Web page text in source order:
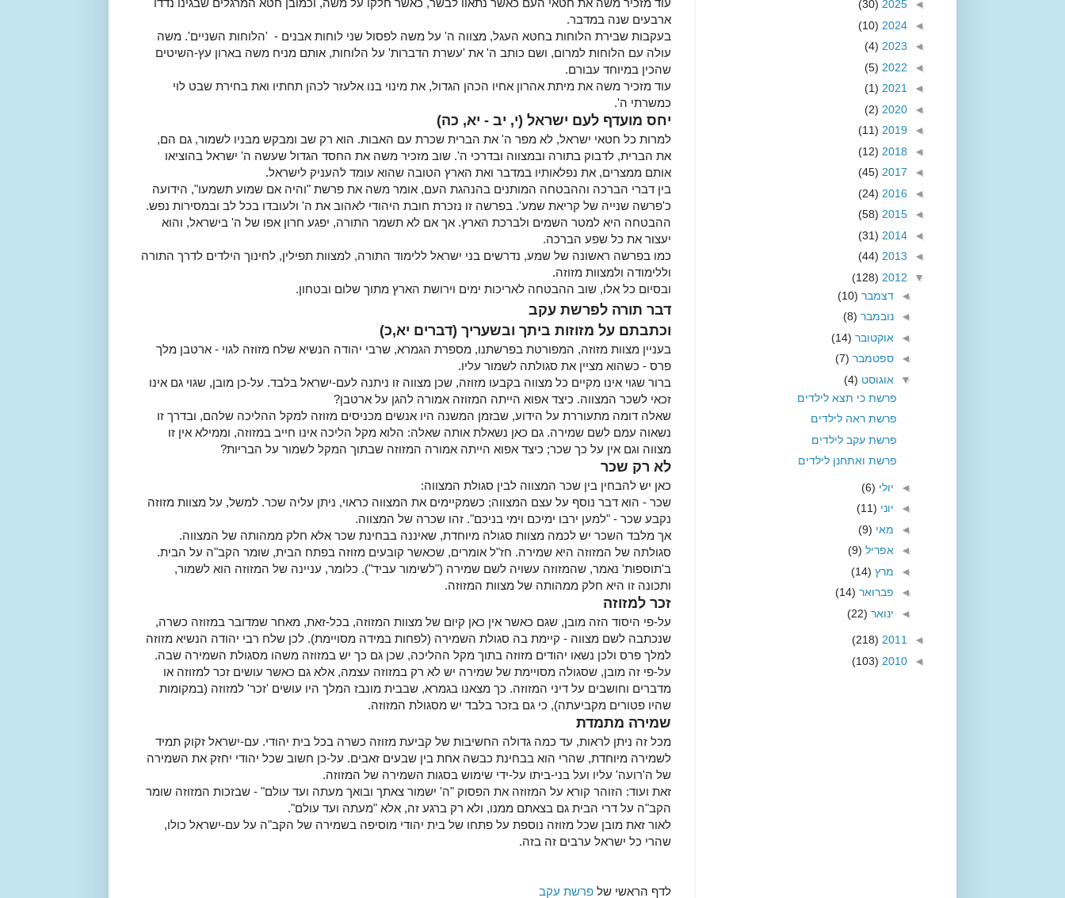
עוד מזכיר משה את חטאי העם כאשר נתאוו לבשר, כאשר חלקו על משה, וכמובן חטא המרגלים שבגינו נדדו
ארבעים שנה במדבר.
בעקבות שבירת הלוחות בחטא העגל, מצווה ה' על משה לפסול שני לוחות אבנים - 'הלוחות השניים'. משה
עולה עם הלוחות למרום, ושם כותב ה' את 'עשרת הדברות' על הלוחות, אותם מניח משה בארון עץ-השיטים
שהכין במיוחד עבורם.
עוד מזכיר משה את מיתת אהרון אחיו הכהן הגדול, את מינוי בנו אלעזר לכהן תחתיו ואת בחירת שבט לוי
כמשרתי ה'.
יחס מועדף לעם ישראל (י, יב - יא, כה)
למרות כל חטאי ישראל, לא מפר ה' את הברית שכרת עם האבות. הוא רק שב ומבקש מבניו לשמור, גם הם,
את הברית, לדבוק בתורה ובמצווה ובדרכי ה'. שוב מזכיר משה את החסד הגדול שעשה ה' ישראל בהוציאו
אותם ממצרים, את נפלאותיו במדבר ואת הארץ הטובה שהוא עומד להעניק לישראל.
בין דברי הברכה וההבטחה המותנים בהנהגת העם, אומר משה את פרשת "והיה אם שמוע תשמעו", הידועה
כ'פרשה שנייה של קריאת שמע'. בפרשה זו נזכרת חובת היהודי לאהוב את ה' ולעובדו בכל לב ובמסירות נפש.
ההבטחה היא למטר השמים ולברכת הארץ. אך אם לא תשמר התורה, יפגע חרון אפו של ה' בישראל, והוא
יעצור את כל שפע הברכה.
כמו בפרשה ראשונה של שמע, נדרשים בני ישראל ללימוד התורה, למצוות תפילין, לחינוך הילדים לדרך התורה
וללימודה ולמצוות מזוזה.
ובסיום כל אלו, שוב ההבטחה לאריכות ימים וירושת הארץ מתוך שלום ובטחון.
דבר תורה לפרשת עקב
וכתבתם על מזוזות ביתך ובשעריך (דברים יא,כ)
בעניין מצוות מזוזה, המפורטת בפרשתנו, מספרת הגמרא, שרבי יהודה הנשיא שלח מזוזה לגוי - ארטבן מלך
פרס - כשהוא מציין את סגולתה לשמור עליו.
ברור שגוי אינו מקיים כל מצווה בקבעו מזוזה, שכן מצווה זו ניתנה לעם-ישראל בלבד. על-כן מובן, שגוי גם אינו
זכאי לשכר המצווה. כיצד אפוא הייתה המזוזה אמורה להגן על ארטבן?
שאלה דומה מתעוררת על הידוע, שבזמן המשנה היו אנשים מכניסים מזוזה למקל ההליכה שלהם, ובדרך זו
נשאוה עמם לשם שמירה. גם כאן נשאלת אותה שאלה: הלוא מקל הליכה אינו חייב במזוזה, וממילא אין זו
מצווה וגם אין על כך שכר; כיצד אפוא הייתה אמורה המזוזה שבתוך המקל לשמור על הבריות?
לא רק שכר
כאן יש להבחין בין שכר המצווה לבין סגולת המצווה:
שכר - הוא דבר נוסף על עצם המצווה; כשמקיימים את המצווה כראוי, ניתן עליה שכר. למשל, על מצוות מזוזה
נקבע שכר - "למען ירבו ימיכם וימי בניכם". זהו שכרה של המצווה.
אך מלבד השכר יש לכמה מצוות סגולה מיוחדת, שאיננה בבחינת שכר אלא חלק ממהותה של המצווה.
סגולתה של המזוזה היא שמירה. חז"ל אומרים, שכאשר קובעים מזוזה בפתח הבית, שומר הקב"ה על הבית.
ב'תוספות' נאמר, שהמזוזה עשויה לשם שמירה ("לשימור עביד"). כלומר, עניינה של המזוזה הוא לשמור,
ותכונה זו היא חלק ממהותה של מצוות המזוזה.
זכר למזוזה
על-פי היסוד הזה מובן, שגם כאשר אין כאן קיום של מצוות המזוזה, בכל-זאת, מאחר שמדובר במזוזה כשרה,
שנכתבה לשם מצווה - קיימת בה סגולת השמירה (לפחות במידה מסויימת). לכן שלח רבי יהודה הנשיא מזוזה
למלך פרס ולכן נשאו יהודים מזוזה בתוך מקל ההליכה, שכן גם כך יש במזוזה משהו מסגולת השמירה שבה.
על-פי זה מובן, שסגולה מסויימת של שמירה יש לא רק במזוזה עצמה, אלא גם כאשר עושים זכר למזוזה או
מדברים וחושבים על דיני המזוזה. כך מצאנו בגמרא, שבבית מונבז המלך היו עושים 'זכר' למזוזה (במקומות
שהיו פטורים מקביעתה), כי גם בזכר בלבד יש מסגולת המזוזה.
שמירה מתמדת
מכל זה ניתן לראות, עד כמה גדולה החשיבות של קביעת מזוזה כשרה בכל בית יהודי. עם-ישראל זקוק תמיד
לשמירה מיוחדת, שהרי הוא בבחינת כבשה אחת בין שבעים זאבים. על-כן חשוב שכל יהודי יחזק את השמירה
של ה'רועה' עליו ועל בני-ביתו על-ידי שימוש בסגות השמירה של המזוזה.
זאת ועוד: הזוהר קורא על המזוזה את הפסוק "ה' ישמור צאתך ובואך מעתה ועד עולם" - שבזכות המזוזה שומר
הקב"ה על דרי הבית גם בצאתם ממנו, ולא רק ברגע זה, אלא "מעתה ועד עולם".
לאור זאת מובן שכל מזוזה נוספת על פתחו של בית יהודי מוסיפה בשמירה של הקב"ה על עם-ישראל כולו,
שהרי כל ישראל ערבים זה בזה.
לדף הראשי של פרשת עקב
◄
2025
(30)
◄
2024
(10)
◄
2023
(4)
◄
2022
(5)
◄
2021
(1)
◄
2020
(2)
◄
2019
(11)
◄
2018
(12)
◄
2017
(45)
◄
2016
(24)
◄
2015
(58)
◄
2014
(31)
◄
2013
(44)
▼
2012
(128)
◄ דצמבר (10)
◄ נובמבר (8)
◄ אוקטובר (14)
◄ ספטמבר (7)
▼ אוגוסט (4)
פרשת כי תצא לילדים
פרשת ראה לילדים
פרשת עקב לילדים
פרשת ואתחנן לילדים
◄ יולי (6)
◄ יוני (11)
◄ מאי (9)
◄ אפריל (9)
◄ מרץ (14)
◄ פברואר (14)
◄ ינואר (22)
◄
2011
(218)
◄
2010
(103)